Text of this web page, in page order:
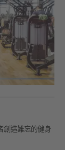
造難忘的健身